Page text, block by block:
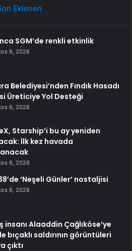
Eklenen
SGM’de renkli etkinlik
6, 2026
Belediyesi’nden Fındık Hasadı
Üreticiye Yol Desteği
6, 2026
Starship’i bu ay yeniden
İlk kez havada
6, 2026
‘Neşeli Günler’ nostaljisi
6, 2026
insanı Alaaddin Çağlıköse’ye
bıçaklı saldırının görüntüleri
çıktı